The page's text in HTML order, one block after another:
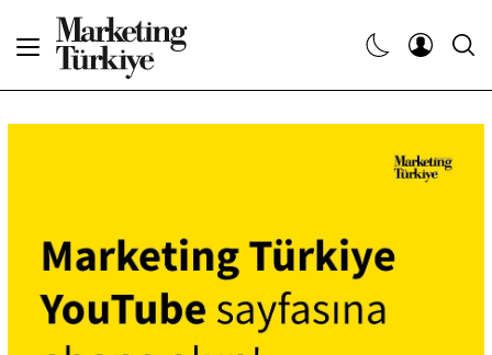
Dergiler
Etkinlikler